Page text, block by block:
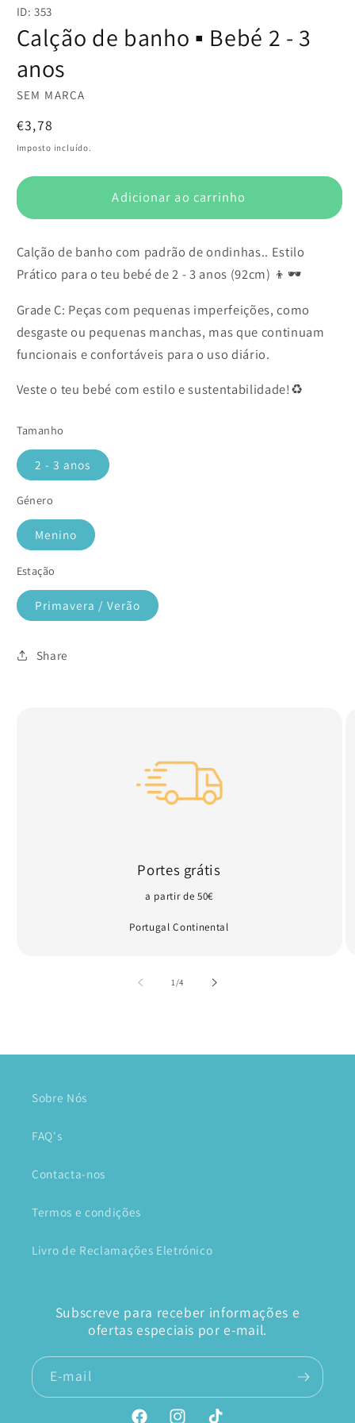
multimédia
em
modal
ID: 353
Calção de banho ▪️ Bebé 2 - 3
anos
SEM MARCA
Preço
normal
€3,78
Imposto incluído.
Adicionar ao carrinho
Calção de banho com padrão de ondinhas.. Estilo
Prático para o teu bebé de 2 - 3 anos (92cm) 👦🕶️
Grade C: Peças com pequenas imperfeições, como
desgaste ou pequenas manchas, mas que continuam
funcionais e confortáveis para o uso diário.
Veste o teu bebé com estilo e sustentabilidade!♻️
Tamanho
2 - 3 anos
Género
Menino
Estação
Primavera / Verão
Share
Portes grátis
a partir de 50€
Portugal Continental
1/de
4
Sobre Nós
FAQ's
Contacta-nos
Termos e condições
Livro de Reclamações Eletrónico
Subscreve para receber informações e
ofertas especiais por e-mail.
E-mail